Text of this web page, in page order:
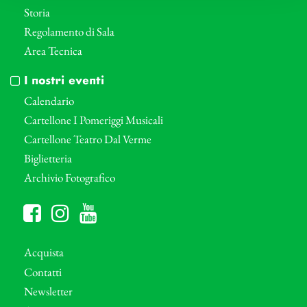
Storia
Regolamento di Sala
Area Tecnica
I nostri eventi
Calendario
Cartellone I Pomeriggi Musicali
Cartellone Teatro Dal Verme
Biglietteria
Archivio Fotografico
Acquista
Contatti
Newsletter